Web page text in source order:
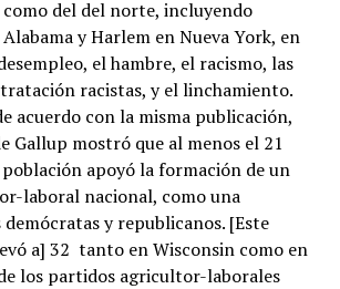
como del del norte, incluyendo
y Harlem en Nueva York, en
el hambre, el racismo, las
racistas, y el linchamiento.
acuerdo con la misma publicación,
Gallup mostró que al menos el 21
apoyó la formación de un
laboral nacional, como una
y republicanos. [Este
a] 32 tanto en Wisconsin como en
los partidos agricultor-laborales